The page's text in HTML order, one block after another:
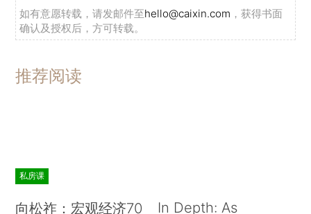
如有意愿转载，请发邮件至hello@caixin.com ，获得书面
确认及授权后，方可转载。
推荐阅读
私房课
向松祚：宏观经济70
In Depth: As